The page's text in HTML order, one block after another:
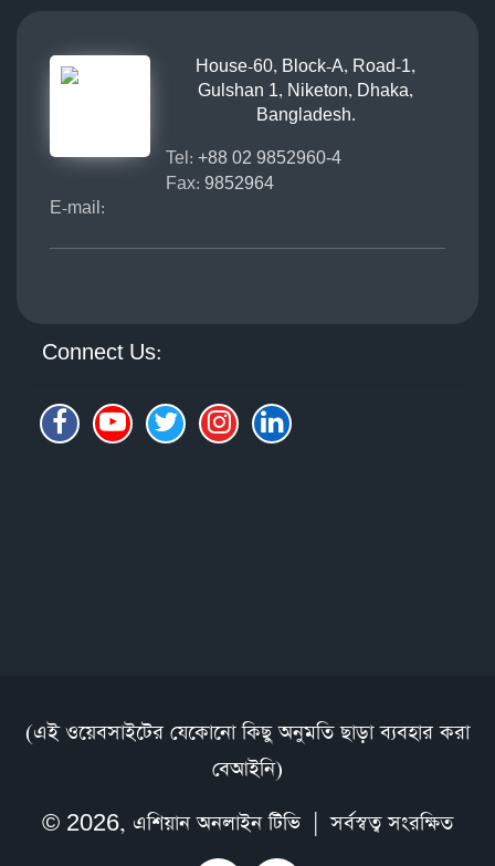
House-60, Block-A, Road-1,
Gulshan 1, Niketon, Dhaka,
Bangladesh.
Tel: +88 02 9852960-4
Fax: 9852964
E-mail:
Connect Us:
(এই ওয়েবসাইটের যেকোনো কিছু অনুমতি ছাড়া ব্যবহার করা
বেআইনি)
© 2026, এশিয়ান অনলাইন টিভি| সর্বস্বত্ব সংরক্ষিত